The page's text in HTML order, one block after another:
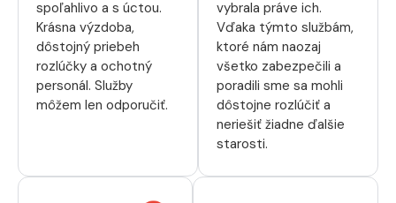
spoľahlivo a s úctou.
Krásna výzdoba,
dôstojný priebeh
rozlúčky a ochotný
personál. Služby
môžem len odporučiť.
vybrala práve ich.
Vďaka týmto službám,
ktoré nám naozaj
všetko zabezpečili a
poradili sme sa mohli
dôstojne rozlúčiť a
neriešiť žiadne ďalšie
starosti.